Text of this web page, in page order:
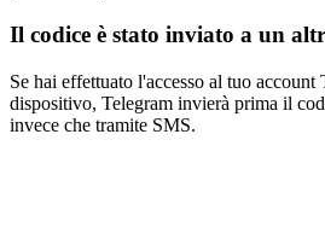
Il codice è stato inviato a un
Se hai effettuato l'accesso al tuo account
dispositivo, Telegram invierà prima il
invece che tramite SMS.